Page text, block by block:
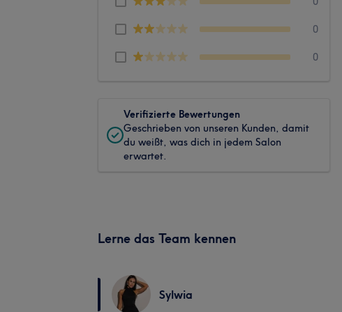
0
0
Verifizierte Bewertungen
Geschrieben von unseren Kunden, damit
du weißt, was dich in jedem Salon
erwartet.
Lerne das Team kennen
Sylwia